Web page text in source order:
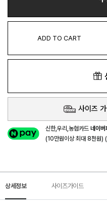
ADD TO CART
사이즈
신한,우리,농협카드네이
(10만원이상 최대 8천
상세정보 사이즈가이드